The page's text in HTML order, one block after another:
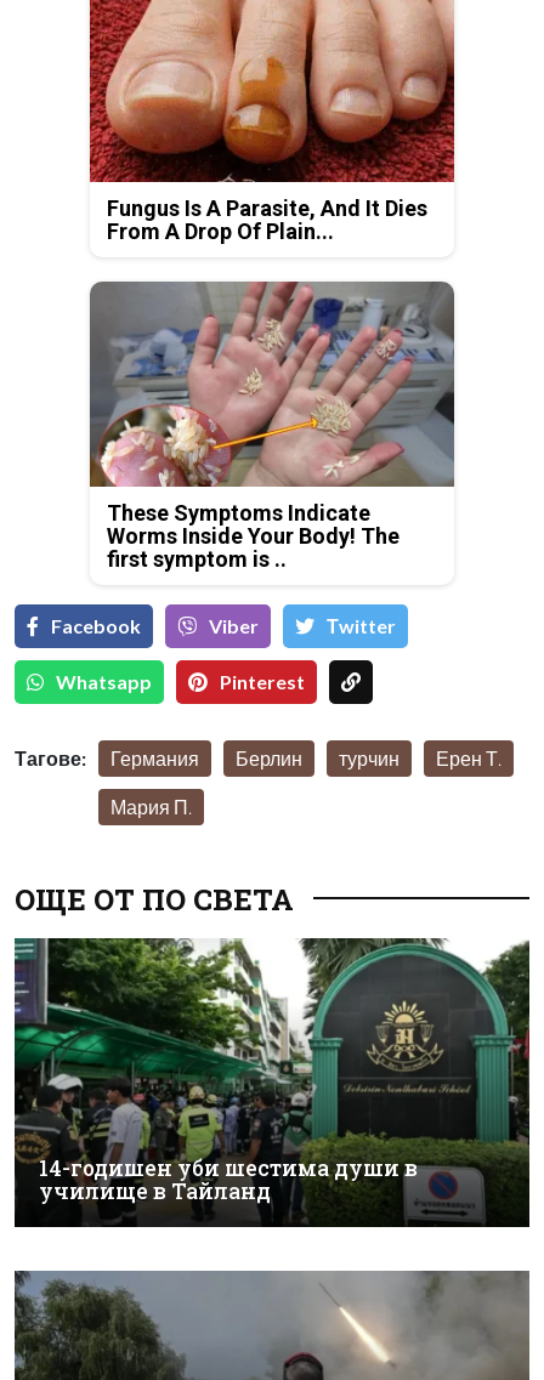
Fungus Is A Parasite, And It Dies
From A Drop Of Plain...
These Symptoms Indicate
Worms Inside Your Body! The
first symptom is ..
Facebook Viber Тwitter
Whatsapp Pinterest
Тагове: Германия Берлин турчин Ерен Т.
Мария П.
ОЩЕ ОТ ПО СВЕТА
14-годишен уби шестима души в
училище в Тайланд